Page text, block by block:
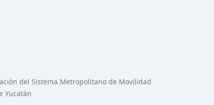
del Sistema Metropolitano de Movilidad
Yucatán